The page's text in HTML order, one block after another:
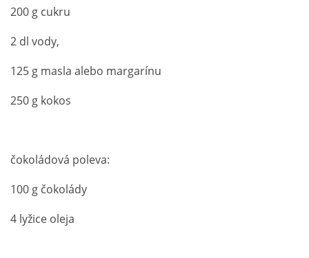
200 g cukru
2 dl vody,
125 g masla alebo margarínu
250 g kokos
čokoládová poleva:
100 g čokolády
4 lyžice oleja